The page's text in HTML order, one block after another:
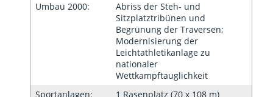
Umbau 2000:
Abriss der Steh- und
Sitzplatztribünen und
Begrünung der Traversen;
Modernisierung der
Leichtathletikanlage zu
nationaler
Wettkampftauglichkeit
Sportanlagen:
1 Rasenplatz (70 x 108 m)